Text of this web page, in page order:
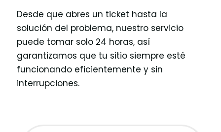
Desde que abres un ticket hasta la
solución del problema, nuestro servicio
puede tomar solo 24 horas, así
garantizamos que tu sitio siempre esté
funcionando eficientemente y sin
interrupciones.